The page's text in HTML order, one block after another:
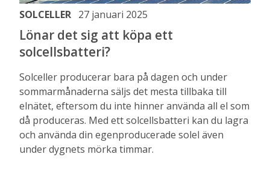
SOLCELLER 27 januari 2025
Lönar det sig att köpa ett
solcellsbatteri?
Solceller producerar bara på dagen och under
sommarmånaderna säljs det mesta tillbaka till
elnätet, eftersom du inte hinner använda all el som
då produceras. Med ett solcellsbatteri kan du lagra
och använda din egenproducerade solel även
under dygnets mörka timmar.